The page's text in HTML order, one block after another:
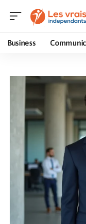
Business